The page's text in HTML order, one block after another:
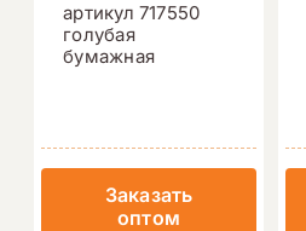
артикул 717550
голубая
бумажная
Заказать
оптом